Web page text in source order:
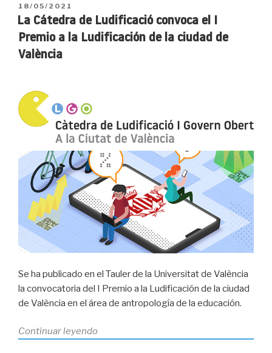
los
concursos
Govern
Obert
a
la
Ciutat
de
València
reciben
sus
PUBLICADO
EL
18/05/2021
La Cátedra de Ludificació convoca el I
Premio a la Ludificación de la ciudad de
València
Se ha publicado en el Tauler de la Universitat de València
la convocatoria del I Premio a la Ludificación de la ciudad
de València en el área de antropología de la educación.
Continuar leyendo«La